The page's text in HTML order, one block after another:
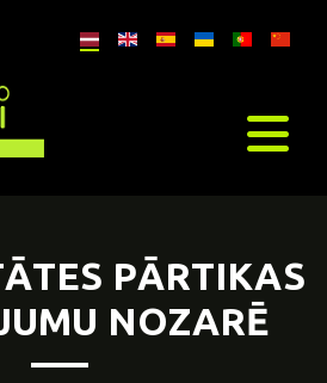
PĀRTIKAS
NOZARĒ